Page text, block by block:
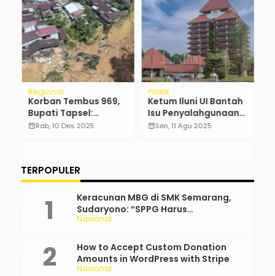
Regional
Korban Tembus 969,
Bupati Tapsel:
“Hanyutan Kayu
calendar_monthRab, 10 Des 2025
Politik
Ketum Iluni UI Bantah
Isu Penyalahgunaan
Data dan Intervensi
calendar_monthSen, 11 Agu 2025
TERPOPULER
Nasional
Keracunan MBG di SMK Semarang,
Sudaryono: “SPPG Harus
Bertanggung Jawab!”
Nasional
How to Accept Custom Donation
Amounts in WordPress with Stripe